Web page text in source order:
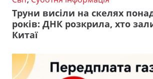
Труни висіли на скелях
років: ДНК розкрила, хто
Китаї